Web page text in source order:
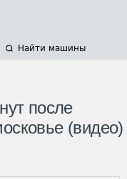
Найти машины
после
(видео)